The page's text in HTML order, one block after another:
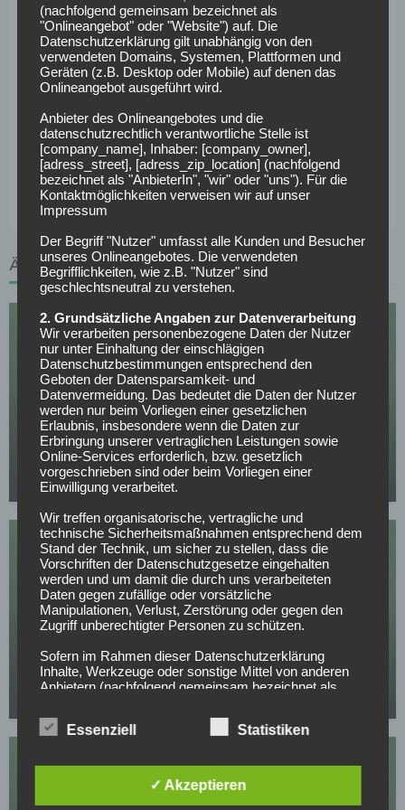
Konstantinos Koulierakis nach Sperre zurück.
So könnten die Teams spielen:
Union Berlin:Rönnow – Doekhi, Querfeld, Leite – Haberer,
VfL Wolfsburg:Grabara – Belocian, Jenz, Koulierakis –
Wimmer, Eriksen, Vini Souza, Maehle – Lindström, Amoura,
Pejcinovic
ÄHNLICHE ARTIKEL
SPORTWETTEN
Deutschland – Finnland Tipps, Prognose & Quoten
| Freundschaftsspiel 31.05.2026
30.05.2026
SPORTWETTEN
PSG – Arsenal Tipps, Prognose & Quoten |
Champions League 30.05.2026
(nachfolgend gemeinsam bezeichnet als
"Onlineangebot" oder "Website") auf. Die
Datenschutzerklärung gilt unabhängig von den
verwendeten Domains, Systemen, Plattformen und
Geräten (z.B. Desktop oder Mobile) auf denen das
Onlineangebot ausgeführt wird.
Anbieter des Onlineangebotes und die
datenschutzrechtlich verantwortliche Stelle ist
[company_name], Inhaber: [company_owner],
[adress_street], [adress_zip_location] (nachfolgend
bezeichnet als "AnbieterIn", "wir" oder "uns"). Für die
Kontaktmöglichkeiten verweisen wir auf unser
Impressum
Der Begriff "Nutzer" umfasst alle Kunden und Besucher
unseres Onlineangebotes. Die verwendeten
Begrifflichkeiten, wie z.B. "Nutzer" sind
geschlechtsneutral zu verstehen.
2. Grundsätzliche Angaben zur Datenverarbeitung
Wir verarbeiten personenbezogene Daten der Nutzer
nur unter Einhaltung der einschlägigen
Datenschutzbestimmungen entsprechend den
Geboten der Datensparsamkeit- und
Datenvermeidung. Das bedeutet die Daten der Nutzer
werden nur beim Vorliegen einer gesetzlichen
Erlaubnis, insbesondere wenn die Daten zur
Erbringung unserer vertraglichen Leistungen sowie
Online-Services erforderlich, bzw. gesetzlich
vorgeschrieben sind oder beim Vorliegen einer
Einwilligung verarbeitet.
Wir treffen organisatorische, vertragliche und
technische Sicherheitsmaßnahmen entsprechend dem
Stand der Technik, um sicher zu stellen, dass die
Vorschriften der Datenschutzgesetze eingehalten
werden und um damit die durch uns verarbeiteten
Daten gegen zufällige oder vorsätzliche
Manipulationen, Verlust, Zerstörung oder gegen den
Zugriff unberechtigter Personen zu schützen.
Sofern im Rahmen dieser Datenschutzerklärung
Inhalte, Werkzeuge oder sonstige Mittel von anderen
Anbietern (nachfolgend gemeinsam bezeichnet als
genannter Sitz im Ausland ist, ist davon auszugehen,
dass ein Datentransfer in die Sitzstaaten der Dritt-
Drittstaaten erfolgt entweder auf Grundlage einer
gesetzlichen Erlaubnis, einer Einwilligung der Nutzer
oder spezieller Vertragsklauseln, die eine gesetzlich
Essenziell Statistiken
✓ Akzeptieren